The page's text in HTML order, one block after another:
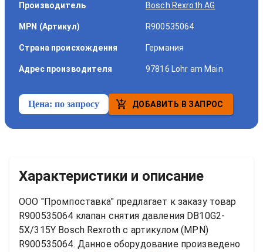
Производитель Bosch Rexroth AG
MPN (Артикул) R900535064
Страна происхождения Германия
Адрес производителя 97816 Lohr am Main
Цена: по запросу ДОБАВИТЬ В ЗАПРОС
Характеристики и описание
ООО "Промпоставка" предлагает к заказу товар
R900535064 клапан снятия давления DB10G2-
5X/315Y Bosch Rexroth
с артикулом (MPN)
R900535064. Данное оборудование произведено